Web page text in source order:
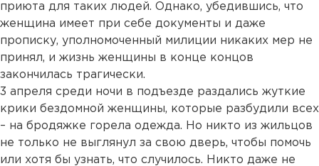
приюта для таких людей. Однако, убедившись, что
женщина имеет при себе документы и даже
прописку, уполномоченный милиции никаких мер не
принял, и жизнь женщины в конце концов
закончилась трагически.
3 апреля среди ночи в подъезде раздались жуткие
крики бездомной женщины, которые разбудили всех
– на бродяжке горела одежда. Но никто из жильцов
не только не выглянул за свою дверь, чтобы помочь
или хотя бы узнать, что случилось. Никто даже не